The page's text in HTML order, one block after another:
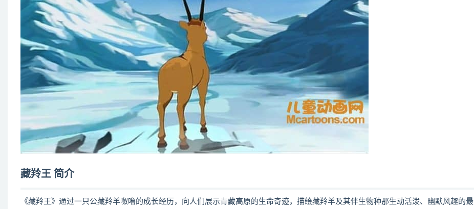
藏羚王 简介
《藏羚王》通过一只公藏羚羊呶噜的成长经历，向人们展示青藏高原的生命奇迹，描绘藏羚羊及其伴生物种那生动活泼、幽默风趣的最